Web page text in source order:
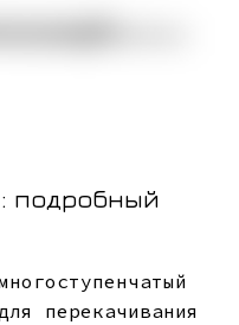
подробный
перекачивания